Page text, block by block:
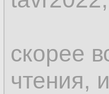
скорее
чтения,